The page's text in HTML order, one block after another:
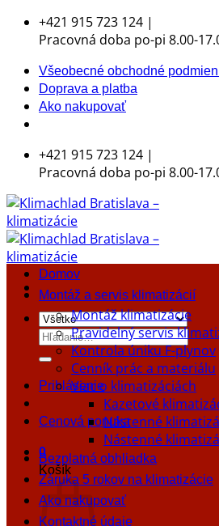
Skip +421 915 723 124 |
Pracovná doba po-pi 8.00-
Všeobecné obchodné
Doprava a platba
Ako nakupovať
+421 915 723 124 |
Pracovná doba po-pi 8.00-
Hľadať:
Prihlásenie
Cenová ponuka
0
Košík
Domov
Montáž a servis klimatizácií
Montáž klimatizácie
Pravidelný servis
Kontrola úniku F-plynov
Cenník prác a materiálu
Viac o klimatizáciách
Kazetové
Nástenné
Nástenné
Bezplatná obhliadka
Záruka 5 rokov na klimatizácie
Ako nakupovať
Kontaktné údaje